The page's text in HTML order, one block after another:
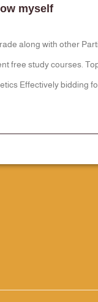
myself
along with other
free study courses.
Effectively bidding